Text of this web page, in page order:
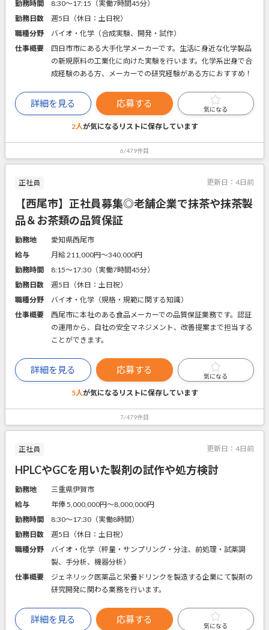
勤務時間
8:30～17:15（実働7時間45分）
勤務日数
週5日（休日：土日祝）
職種分野
バイオ・化学（合成実験、開発・試作）
仕事概要
四日市市にある大手化学メーカーです。生活に身近な化学製品
の新規原料の工業化に向けた実験を行います。化学系出身で合
成経験のある方、メーカーでの研究経験がある方におすすめ！
詳細を見る 応募する
気になる
2人が気になるリストに保存しています
6/479件目
正社員 更新日： 4日前
【西尾市】正社員募集◎老舗企業で抹茶や抹茶製
品＆お茶類の品質保証
勤務地
愛知県西尾市
給与
月給 211,000円〜340,000円
勤務時間
8:15～17:30（実働7時間45分）
勤務日数
週5日（休日：土日祝）
職種分野
バイオ・化学（規格・規範に関する知識）
仕事概要
西尾市に本社のある食品メーカーでの品質保証業務です。認証
の運用から、自社の安全マネジメント、改善提案まで担当する
ことができます。
詳細を見る 応募する
気になる
5人が気になるリストに保存しています
7/479件目
正社員 更新日： 4日前
HPLCやGCを用いた製剤の試作や処方検討
勤務地
三重県伊賀市
給与
年俸 5,000,000円〜8,000,000円
勤務時間
8:30～17:30（実働8時間）
勤務日数
週5日（休日：土日祝）
職種分野
バイオ・化学（秤量・サンプリング・分注、前処理・試薬調
製、手分析、機器分析）
仕事概要
ジェネリック医薬品と栄養ドリンクを製造する企業にて製剤の
研究開発に関わる業務を行います。
詳細を見る 応募する
気になる